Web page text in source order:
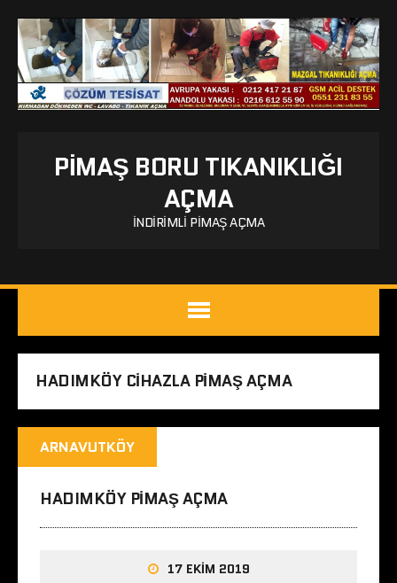
PIMAŞ BORU TIKANIKLIĞI
AÇMA
İNDIRIMLI PIMAŞ AÇMA
HADIMKÖY CIHAZLA PIMAŞ AÇMA
ARNAVUTKÖY
HADIMKÖY PIMAŞ AÇMA
17 EKIM 2019